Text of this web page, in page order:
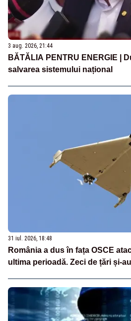
3 aug. 2026, 21:44
BĂTĂLIA PENTRU ENERGIE |
salvarea sistemului național
31 iul. 2026, 18:48
România a dus în fața OSCE
ultima perioadă. Zeci de țări și-